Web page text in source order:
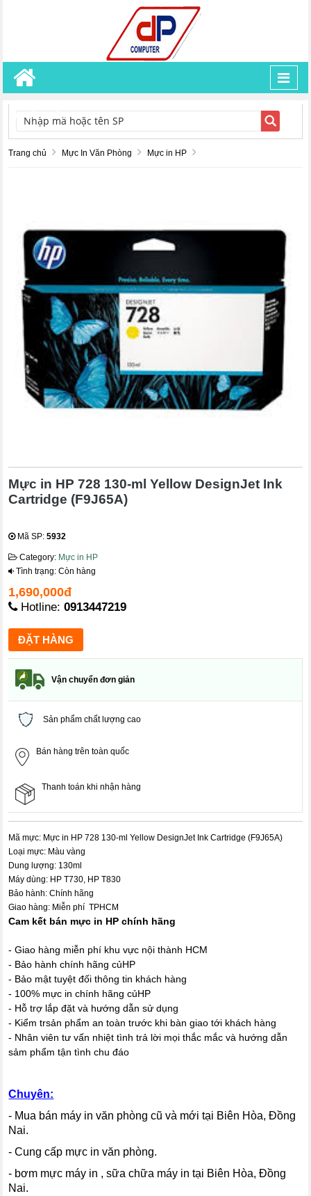
TÌM KIẾM
Trang chủ Mực In Văn Phòng Mực in HP
Mực in HP 728 130-ml Yellow DesignJet Ink
Cartridge (F9J65A)
Mã SP:5932
Category: Mực in HP
Tình trạng: Còn hàng
1,690,000đ
Hotline:0913447219
Vận chuyển đơn giản
Sản phẩm chất lượng cao
Bán hàng trên toàn quốc
Thanh toán khi nhận hàng
Mã mực: Mực in HP 728 130-ml Yellow DesignJet Ink Cartridge (F9J65A)
Loại mực: Màu vàng
Dung lượng: 130ml
Máy dùng: HP T730, HP T830
Bảo hành: Chính hãng
Giao hàng: Miễn phí TPHCM
Cam kết bán mực in HP chính hãng
- Giao hàng miễn phí khu vực nội thành HCM
- Bảo hành chính hãng củHP
- Bảo mật tuyệt đối thông tin khách hàng
- 100% mực in chính hãng củHP
- Hỗ trợ lắp đặt và hướng dẫn sử dụng
- Kiểm trsản phẩm an toàn trước khi bàn giao tới khách hàng
- Nhân viên tư vấn nhiệt tình trả lời mọi thắc mắc và hướng dẫn
sảm phẩm tận tình chu đáo
Chuyên:
- Mua bán máy in văn phòng cũ và mới tại Biên Hòa, Đồng
Nai.
- Cung cấp mực in văn phòng.
- bơm mực máy in , sữa chữa máy in tại Biên Hòa, Đồng
Nai.